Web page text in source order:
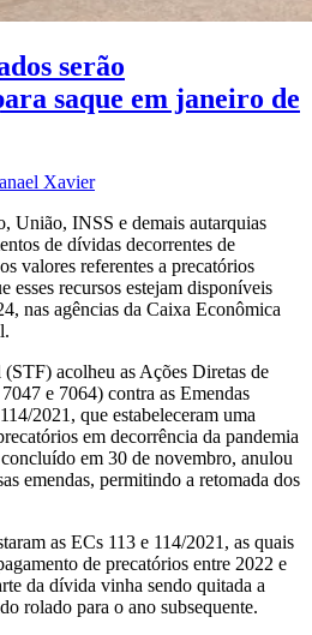
serão
saque em janeiro de
Xavier
União, INSS e demais autarquias
de dívidas decorrentes de
valores referentes a precatórios
esses recursos estejam disponíveis
nas agências da Caixa Econômica
acolheu as Ações Diretas de
e 7064) contra as Emendas
2021, que estabeleceram uma
em decorrência da pandemia
em 30 de novembro, anulou
emendas, permitindo a retomada dos
as ECs 113 e 114/2021, as quais
de precatórios entre 2022 e
da dívida vinha sendo quitada a
rolado para o ano subsequente.